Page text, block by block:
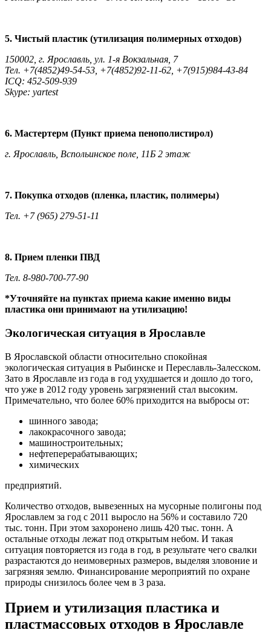
5. Чистый пластик (утилизация полимерных отходов)
150002, г. Ярославль, ул. 1-я Вокзальная, 7
Тел. +7(4852)49-54-53, +7(4852)92-11-62, +7(915)984-43-84
ICQ: 452-509-939
Skype: yartest
6. Мастертерм (Пункт приема пенополистирол)
г. Ярославль, Вспольинское поле, 11Б 2 этаж
7. Покупка отходов (пленка, пластик, полимеры)
Тел. +7 (965) 279-51-11
8. Прием пленки ПВД
Тел. 8-980-700-77-90
*Уточняйте на пунктах приема какие именно виды
пластика они принимают на утилизацию!
Экологическая ситуация в Ярославле
В Ярославской области относительно спокойная
экологическая ситуация в Рыбинске и Переславль-Залесском.
Зато в Ярославле из года в год ухудшается и дошло до того,
что уже в 2012 году уровень загрязнений стал высоким.
Примечательно, что более 60% приходится на выбросы от:
шинного завода;
лакокрасочного завода;
машиностроительных;
нефтеперерабатывающих;
химических
предприятий.
Количество отходов, вывезенных на мусорные полигоны под
Ярославлем за год с 2011 выросло на 56% и составило 720
тыс. тонн. При этом захоронено лишь 420 тыс. тонн. А
остальные отходы лежат под открытым небом. И такая
ситуация повторяется из года в год, в результате чего свалки
разрастаются до неимоверных размеров, выделяя зловоние и
загрязняя землю. Финансирование мероприятий по охране
природы снизилось более чем в 3 раза.
Прием и утилизация пластика и
пластмассовых отходов в Ярославле